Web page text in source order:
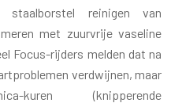
reinigen van
met zuurvrije vaseline
Focus-rijders melden dat na
verdwijnen, maar
kuren (knipperende